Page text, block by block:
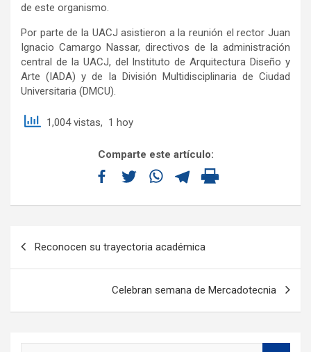
de este organismo.
Por parte de la UACJ asistieron a la reunión el rector Juan
Ignacio Camargo Nassar, directivos de la administración
central de la UACJ, del Instituto de Arquitectura Diseño y
Arte (IADA) y de la División Multidisciplinaria de Ciudad
Universitaria (DMCU).
1,004 vistas, 1 hoy
Comparte este artículo:
Reconocen su trayectoria académica
Celebran semana de Mercadotecnia